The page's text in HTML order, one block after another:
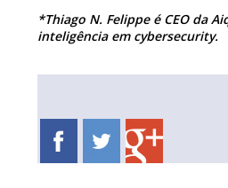
*Thiago N. Felippe é CEO da
inteligência em cybersecurity.